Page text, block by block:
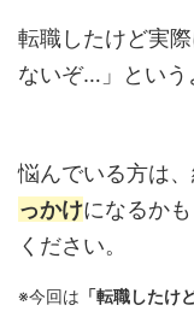
転職したけど実
ないぞ…」という
悩んでいる方は
っかけになるか
ください。
※今回は 「転職したけ